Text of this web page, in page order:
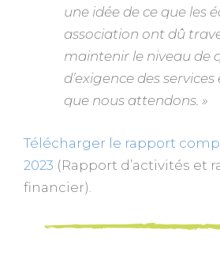
une idée de ce que les
association ont dû
maintenir le niveau de
d’exigence des
que nous attendons. »
Télécharger le rapport
2023 (Rapport d’activités et
financier).